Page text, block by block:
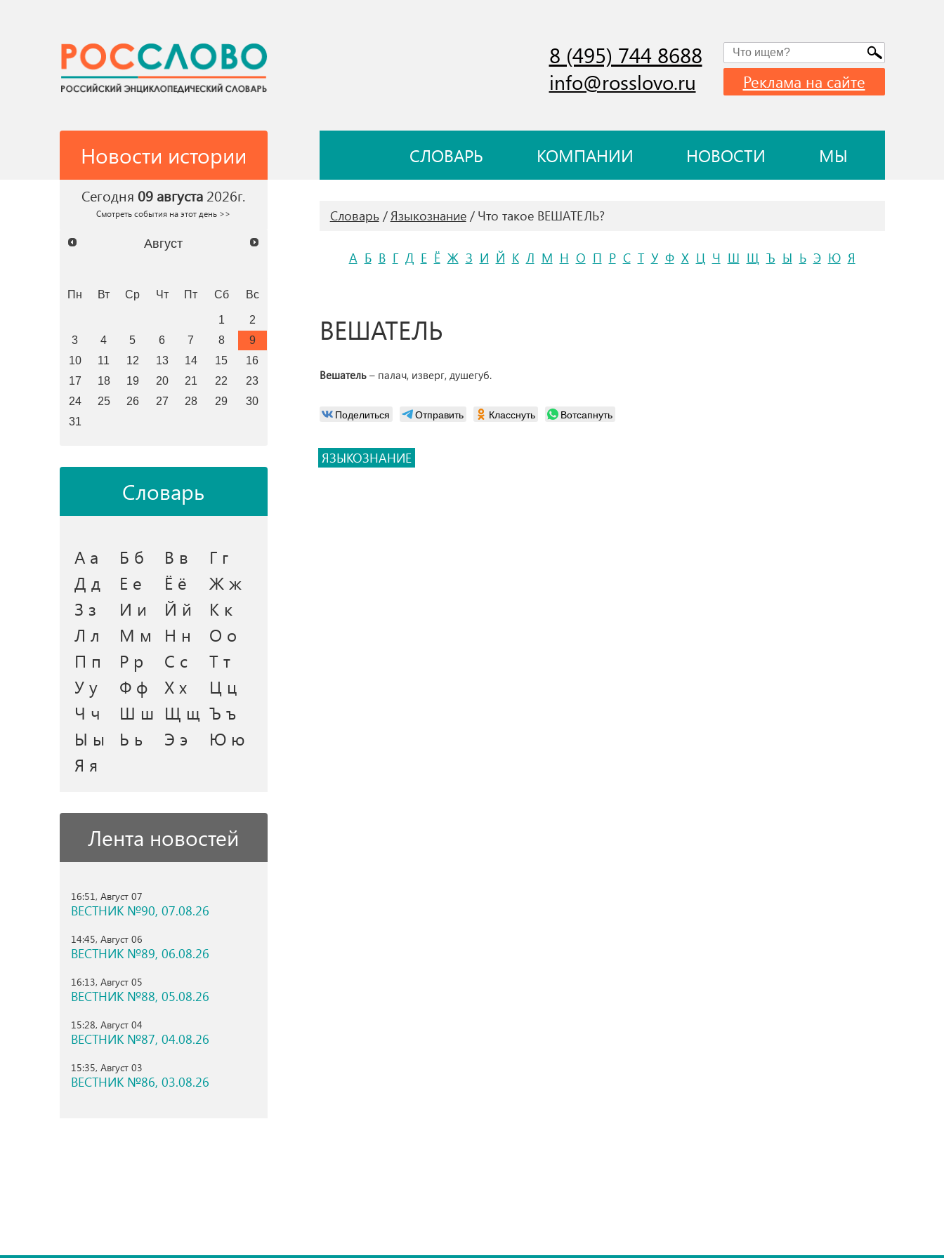
8 (495) 744 8688
info@rosslovo.ru Реклама на сайте
Новости истории СЛОВАРЬ КОМПАНИИ НОВОСТИ МЫ
Сегодня 09 августа 2026г.
Смотреть события на этот день >>
Август
Пн Вт Ср Чт Пт Сб Вс
1
2
3
4 5 6 7 8
9
10
11 12 13 14 15
16
17
18 19 20 21 22
23
24
25 26 27 28 29
30
31
Словарь
А а Б б В в
Г г
Д д
Е е Ё ё
Ж ж
З з
И и Й й
К к
Л л
М м Н н
О о
П п
Р р С с
Т т
У у
Ф ф Х х
Ц ц
Ч ч
Ш ш Щ щ Ъ ъ
Ы ы
Ь ь Э э
Ю ю
Я я
Лента новостей
16:51, Август 07
ВЕСТНИК №90, 07.08.26
14:45, Август 06
ВЕСТНИК №89, 06.08.26
16:13, Август 05
ВЕСТНИК №88, 05.08.26
15:28, Август 04
ВЕСТНИК №87, 04.08.26
15:35, Август 03
ВЕСТНИК №86, 03.08.26
Словарь Языкознание Что такое ВЕШАТЕЛЬ?
А Б В Г Д Е Ё Ж З И Й К Л М Н О П Р С Т У Ф Х Ц Ч Ш Щ Ъ Ы Ь Э Ю Я
ВЕШАТЕЛЬ
Вешатель– палач, изверг, душегуб.
Поделиться Отправить Класснуть Вотсапнуть
ЯЗЫКОЗНАНИЕ